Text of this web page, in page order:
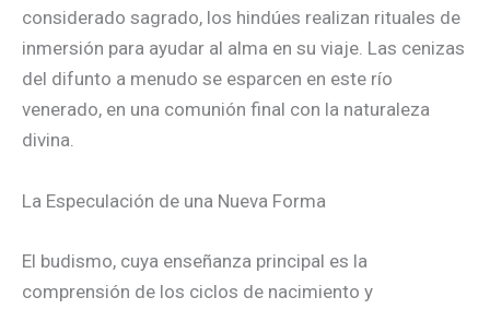
considerado sagrado, los hindúes realizan rituales de
inmersión para ayudar al alma en su viaje. Las cenizas
del difunto a menudo se esparcen en este río
venerado, en una comunión final con la naturaleza
divina.
La Especulación de una Nueva Forma
El budismo, cuya enseñanza principal es la
comprensión de los ciclos de nacimiento y